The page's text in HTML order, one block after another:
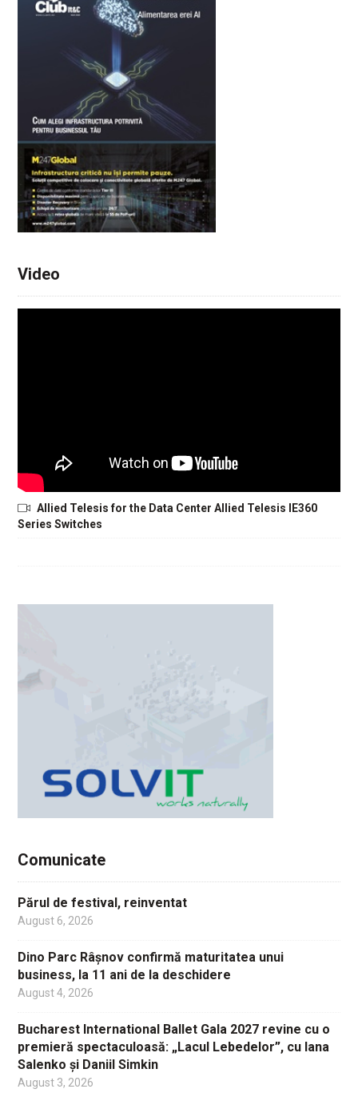
Video
Allied Telesis for the Data Center Allied Telesis IE360
Series Switches
Comunicate
Părul de festival, reinventat
August 6, 2026
Dino Parc Râșnov confirmă maturitatea unui
business, la 11 ani de la deschidere
August 4, 2026
Bucharest International Ballet Gala 2027 revine cu o
premieră spectaculoasă: „Lacul Lebedelor”, cu Iana
Salenko și Daniil Simkin
August 3, 2026